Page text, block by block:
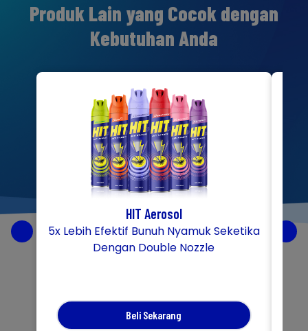
Produk Lain yang Cocok dengan
Kebutuhan Anda
HIT Aerosol
5x Lebih Efektif Bunuh Nyamuk Seketika
Dengan Double Nozzle
Beli Sekarang